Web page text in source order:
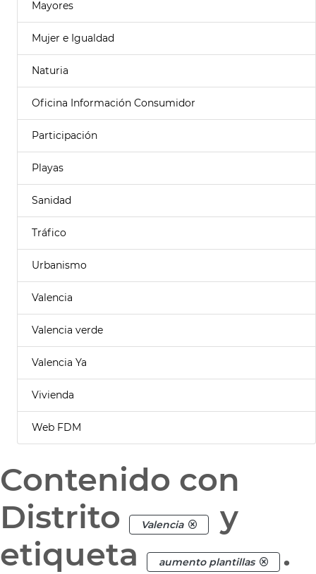
Mayores
Mujer e Igualdad
Naturia
Oficina Información Consumidor
Participación
Playas
Sanidad
Tráfico
Urbanismo
Valencia
Valencia verde
Valencia Ya
Vivienda
Web FDM
Contenido con
Distrito
Valencia
y
etiqueta
aumento plantillas .